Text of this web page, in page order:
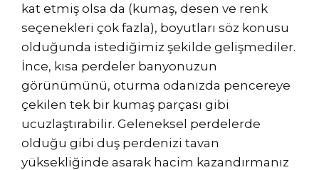
kat etmiş olsa da (kumaş, desen ve renk
seçenekleri çok fazla), boyutları söz konusu
olduğunda istediğimiz şekilde gelişmediler.
İnce, kısa perdeler banyonuzun
görünümünü, oturma odanızda pencereye
çekilen tek bir kumaş parçası gibi
ucuzlaştırabilir. Geleneksel perdelerde
olduğu gibi duş perdenizi tavan
yüksekliğinde asarak hacim kazandırmanız